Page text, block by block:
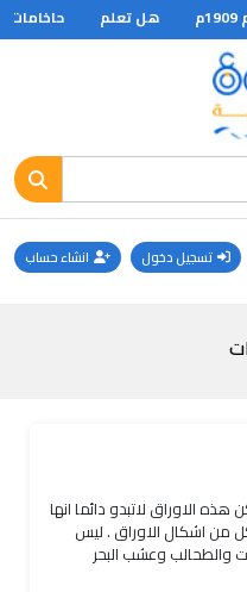
هل تعلم حاخامات
تسجيل دخول انشاء حساب
هذه الاوراق لاتبدو دائما انها
اشكال الاوراق . ليس
والطحالب وعشب البحر